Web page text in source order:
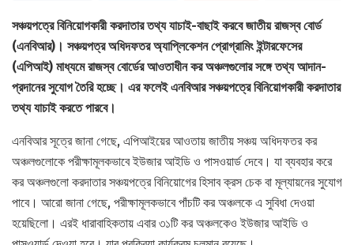
সঞ্চয়পত্রে বিনিয়োগকারী করদাতার তথ্য যাচাই-বাছাই করবে জাতীয় রাজস্ব বোর্ড
(এনবিআর)। সঞ্চয়পত্র অধিদফতর অ্যাপ্লিকেশন প্রোগ্রামিং ইন্টারফেসের
(এপিআই) মাধ্যমে রাজস্ব বোর্ডের আওতাধীন কর অঞ্চলগুলোর সঙ্গে তথ্য আদান-
প্রদানের সুযোগ তৈরি হচ্ছে। এর ফলেই এনবিআর সঞ্চয়পত্রে বিনিয়োগকারী করদাতার
তথ্য যাচাই করতে পারবে।
এনবিআর সূত্রে জানা গেছে, এপিআইয়ের আওতায় জাতীয় সঞ্চয় অধিদফতর কর
অঞ্চলগুলোকে পরীক্ষামূলকভাবে ইউজার আইডি ও পাসওয়ার্ড দেবে। যা ব্যবহার করে
কর অঞ্চলগুলো করদাতার সঞ্চয়পত্রে বিনিয়োগের হিসাব ক্রস চেক বা মূল্যায়নের সুযোগ
পাবে। আরো জানা গেছে, পরীক্ষামূলকভাবে পাঁচটি কর অঞ্চলকে এ সুবিধা দেওয়া
হয়েছিলো। এরই ধারাবাহিকতায় এবার ৩১টি কর অঞ্চলকেও ইউজার আইডি ও